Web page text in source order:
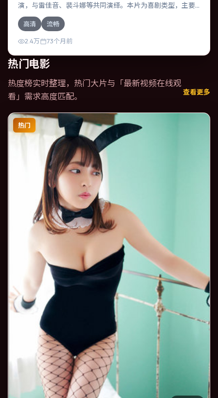
演，与雷佳音、裴斗娜等共同演绎。本片为喜剧类型，主要
班底与取景来自英国。一次跨国行动在暴雨夜失控，信任瞬
间崩塌。影片整体气质明快，节奏紧凑，人物动机清晰，适
合喜欢强情节与细腻表演的观众。
高清 流畅
2.4万 73个月前
热门电影
热度榜实时整理，热门大片与「最新视频在线观
看 」需求高度匹配。 查看更多
热门